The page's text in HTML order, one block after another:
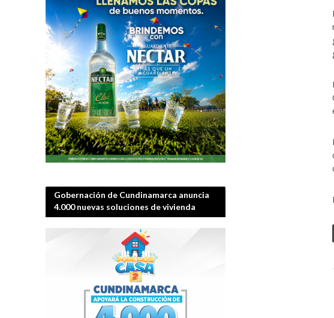
Gobernación de Cundinamarca anuncia
4.000 nuevas soluciones de vivienda